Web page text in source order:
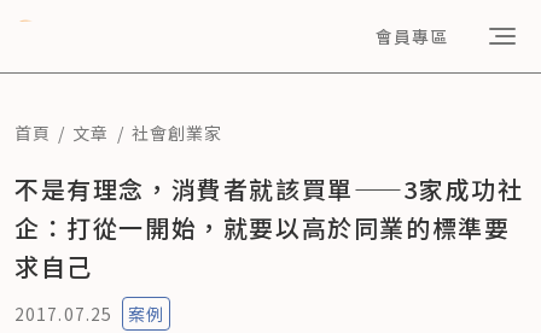
會員專區
首頁 文章 社會創業家
不是有理念，消費者就該買單——3家成功社
企：打從一開始，就要以高於同業的標準要
求自己
2017.07.25 案例